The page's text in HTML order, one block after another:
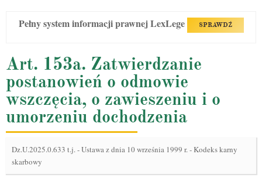
Pełny system informacji prawnej LexLege SPRAWDŹ
Art. 153a. Zatwierdzanie
postanowień o odmowie
wszczęcia, o zawieszeniu i o
umorzeniu dochodzenia
Dz.U.2025.0.633 t.j.-Ustawa z dnia 10 września 1999 r. - Kodeks karny
skarbowy